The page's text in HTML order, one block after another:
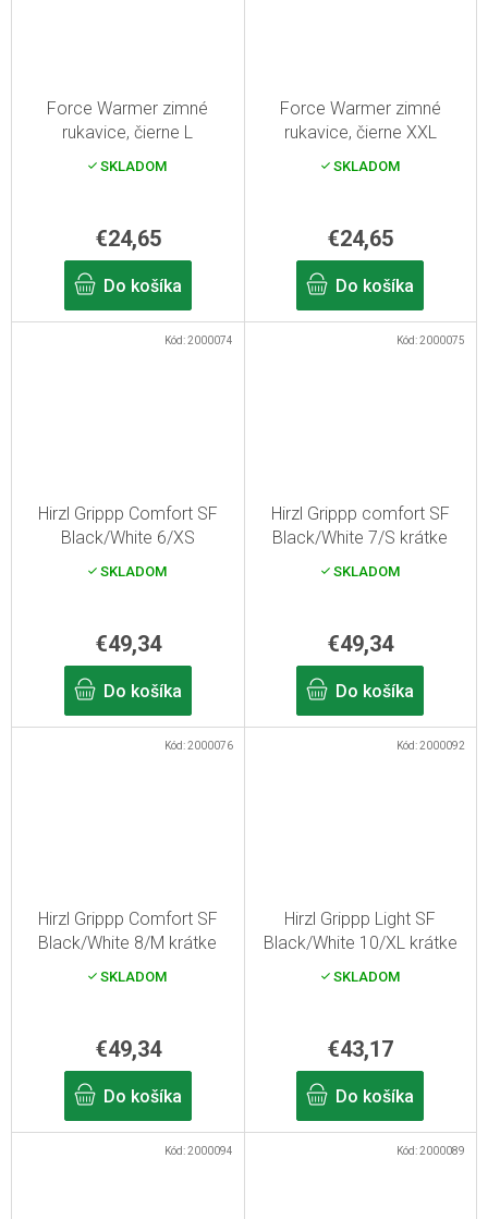
Force Warmer zimné
rukavice, čierne L
SKLADOM
€24,65
Do košíka
Force Warmer zimné
rukavice, čierne XXL
SKLADOM
€24,65
Do košíka
Hirzl Grippp Comfort SF
Black/White 6/XS
cyklistické rukavice
SKLADOM
€49,34
Do košíka
Kód:2000074
Hirzl Grippp comfort SF
Black/White 7/S krátke
rukavice
SKLADOM
€49,34
Do košíka
Kód:2000075
Hirzl Grippp Comfort SF
Black/White 8/M krátke
SKLADOM
€49,34
Do košíka
Kód:2000076
Hirzl Grippp Light SF
Black/White 10/XL krátke
SKLADOM
€43,17
Do košíka
Kód:2000092
Kód:2000094 Kód:2000089